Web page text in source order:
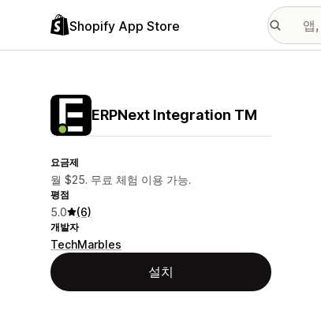
Shopify App Store
ERPNext Integration TM
요금제
월 $25. 무료 체험 이용 가능.
평점
5.0 (6)
개발자
TechMarbles
설치